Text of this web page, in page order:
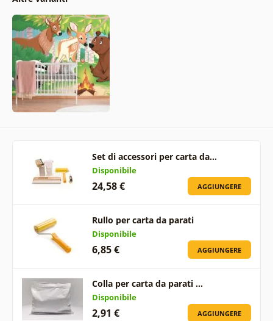
Set di accessori per carta da…
Disponibile
24,58 € AGGIUNGERE
Rullo per carta da parati
Disponibile
6,85 € AGGIUNGERE
Colla per carta da parati …
Disponibile
2,91 € AGGIUNGERE